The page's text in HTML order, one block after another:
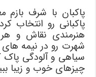
پاکبان با شرف
پاکبانی رو انتخاب
هنرمندی نقاش و
شهرت رو در نیمه
سیاهی و آلودگی پاک
چیزهای خوب و زیبا